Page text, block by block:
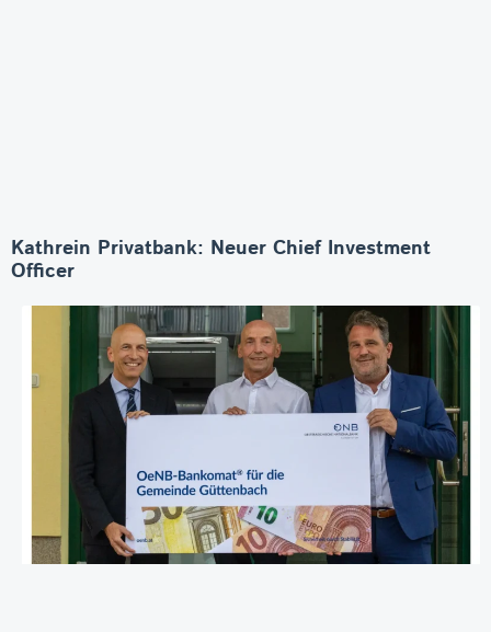
Kathrein Privatbank: Neuer Chief Investment
Officer